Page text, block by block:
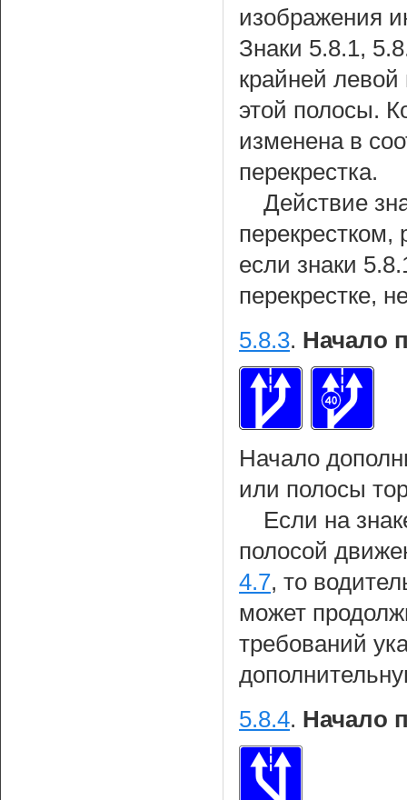
изображения
Знаки 5.8.1,
крайней
этой полосы.
изменена в
перекрестка.
Действие
перекрестком,
если знаки
перекрестке,
5.8.3. Начало
Начало
или полосы
Если на
полосой
4.7, то
может
требований
5.8.4. Начало